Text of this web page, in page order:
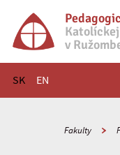
v
SK EN
Hlavné menu
Fakulty